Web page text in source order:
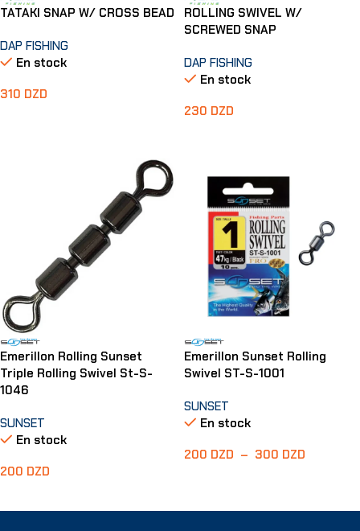
TATAKI SNAP W/ CROSS BEAD
DAP FISHING
En stock
310 DZD
ROLLING SWIVEL W/
SCREWED SNAP
DAP FISHING
En stock
230 DZD
Emerillon Rolling Sunset
Triple Rolling Swivel St-S-
1046
SUNSET
En stock
200 DZD
Emerillon Sunset Rolling
Swivel ST-S-1001
SUNSET
En stock
200 DZD – 300 DZD